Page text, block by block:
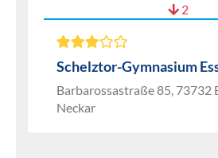
2
Schelztor-Gymnasium
Barbarossastraße 85, 73732
Neckar